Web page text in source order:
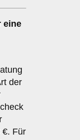
eine
der
€. Für